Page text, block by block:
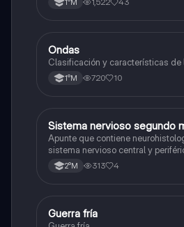
1°M
Física
Ondas
Clasificación y características de
1°M 720 10
Biología
Sistema nervioso segundo
Apunte que contiene
sistema nervioso central y
endocrino
2°M 313 4
Historia
Guerra fría